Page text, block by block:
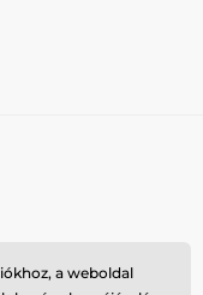
a weboldal